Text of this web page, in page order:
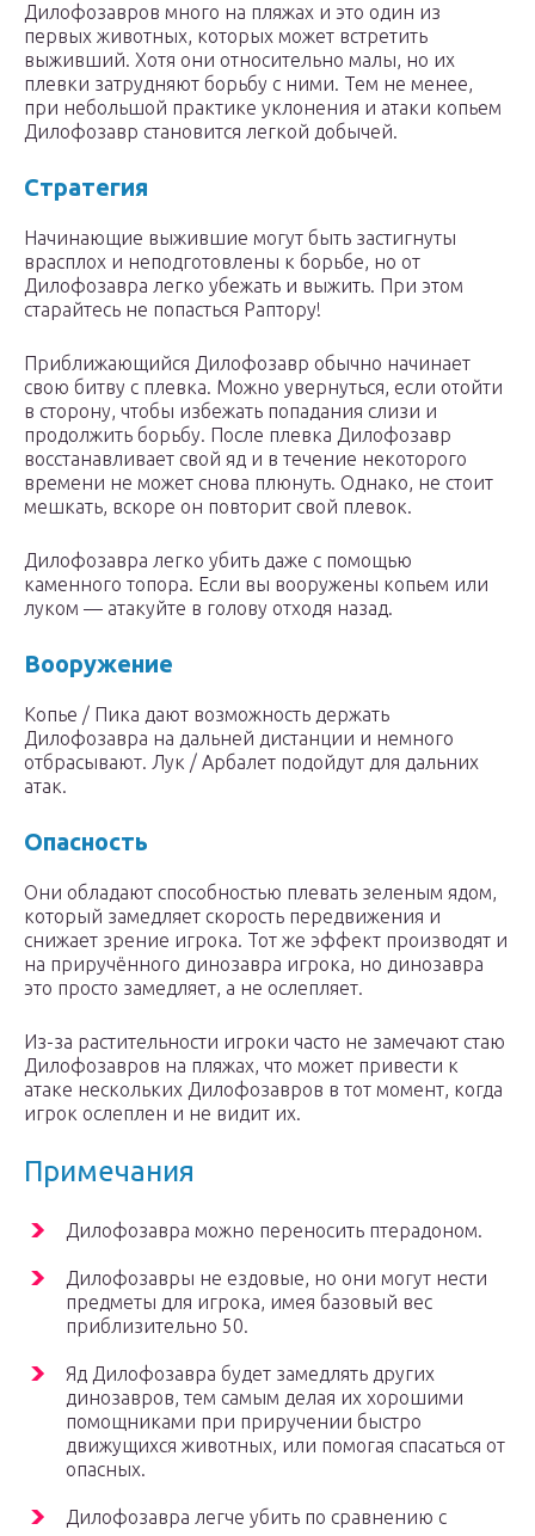
Дилофозавров много на пляжах и это один из
первых животных, которых может встретить
выживший. Хотя они относительно малы, но их
плевки затрудняют борьбу с ними. Тем не менее,
при небольшой практике уклонения и атаки копьем
Дилофозавр становится легкой добычей.
Стратегия
Начинающие выжившие могут быть застигнуты
врасплох и неподготовлены к борьбе, но от
Дилофозавра легко убежать и выжить. При этом
старайтесь не попасться Раптору!
Приближающийся Дилофозавр обычно начинает
свою битву с плевка. Можно увернуться, если отойти
в сторону, чтобы избежать попадания слизи и
продолжить борьбу. После плевка Дилофозавр
восстанавливает свой яд и в течение некоторого
времени не может снова плюнуть. Однако, не стоит
мешкать, вскоре он повторит свой плевок.
Дилофозавра легко убить даже с помощью
каменного топора. Если вы вооружены копьем или
луком — атакуйте в голову отходя назад.
Вооружение
Копье / Пика дают возможность держать
Дилофозавра на дальней дистанции и немного
отбрасывают. Лук / Арбалет подойдут для дальних
атак.
Опасность
Они обладают способностью плевать зеленым ядом,
который замедляет скорость передвижения и
снижает зрение игрока. Тот же эффект производят и
на приручённого динозавра игрока, но динозавра
это просто замедляет, а не ослепляет.
Из-за растительности игроки часто не замечают стаю
Дилофозавров на пляжах, что может привести к
атаке нескольких Дилофозавров в тот момент, когда
игрок ослеплен и не видит их.
Примечания
Дилофозавра можно переносить птерадоном.
Дилофозавры не ездовые, но они могут нести
предметы для игрока, имея базовый вес
приблизительно 50.
Яд Дилофозавра будет замедлять других
динозавров, тем самым делая их хорошими
помощниками при приручении быстро
движущихся животных, или помогая спасаться от
опасных.
Дилофозавра легче убить по сравнению с